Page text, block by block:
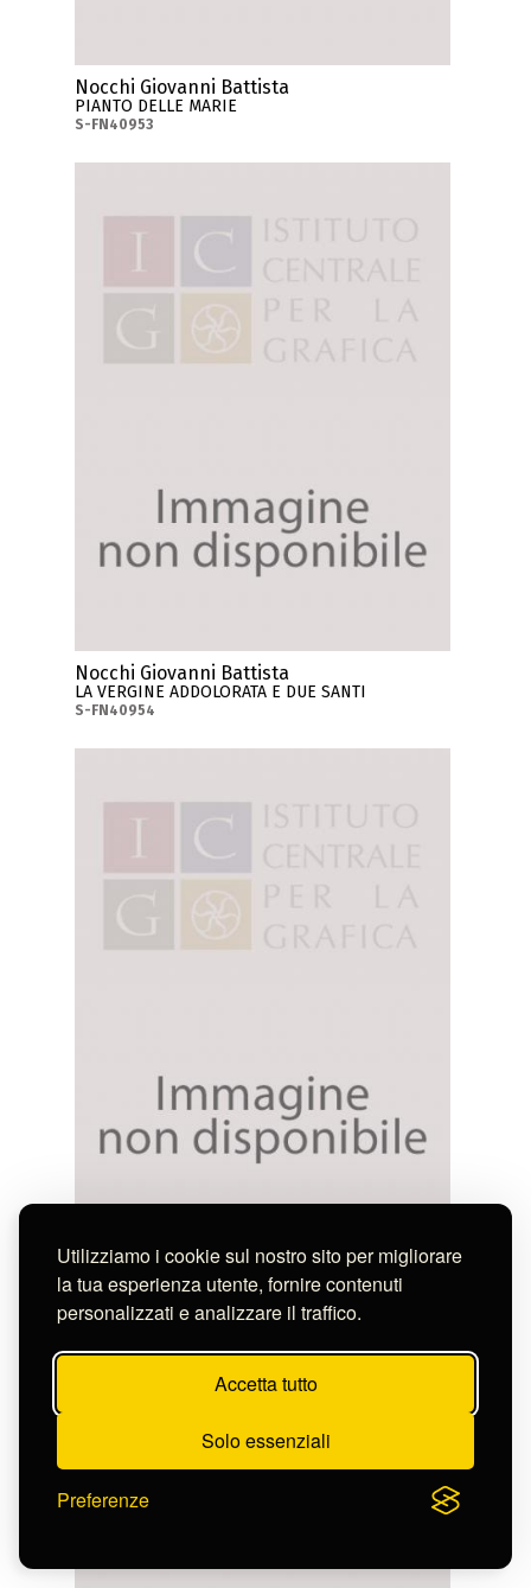
Utilizziamo i cookie sul nostro sito per migliorare
la tua esperienza utente, fornire contenuti
personalizzati e analizzare il traffico.
Accetta tutto
Solo essenziali
Preferenze
Nocchi Giovanni Battista
PIANTO DELLE MARIE
S-FN40953
Nocchi Giovanni Battista
LA VERGINE ADDOLORATA E DUE SANTI
S-FN40954
Nocchi Giovanni Battista
SANTO VESCOVO
S-FN40955